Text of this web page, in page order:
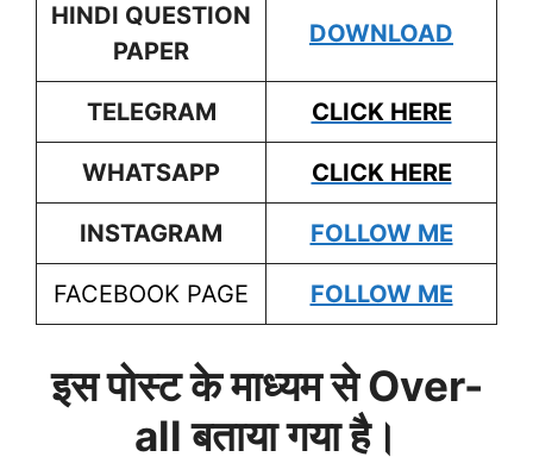
HINDI QUESTION
PAPER
DOWNLOAD
TELEGRAM CLICK HERE
WHATSAPP CLICK HERE
INSTAGRAM FOLLOW ME
FACEBOOK PAGE FOLLOW ME
इस पोस्ट के माध्यम से Over-
all बताया गया है।